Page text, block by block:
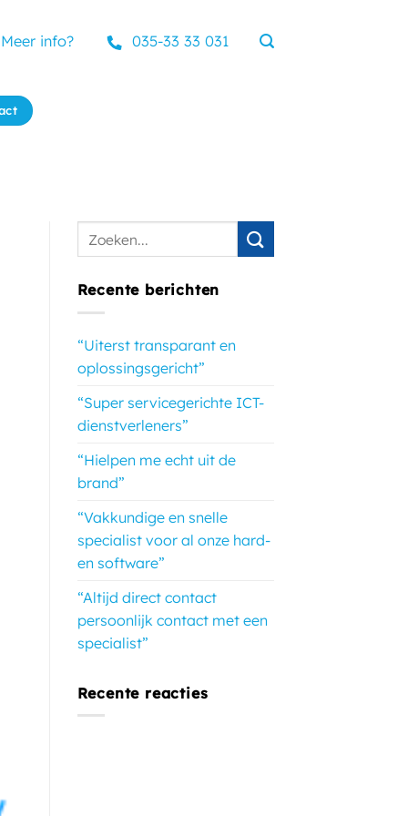
Meer info? 035-33 33 031
Recente berichten
“Uiterst transparant en
oplossingsgericht”
“Super servicegerichte ICT-
dienstverleners”
“Hielpen me echt uit de
brand”
“Vakkundige en snelle
specialist voor al onze hard-
en software”
“Altijd direct contact
persoonlijk contact met een
specialist”
Recente reacties